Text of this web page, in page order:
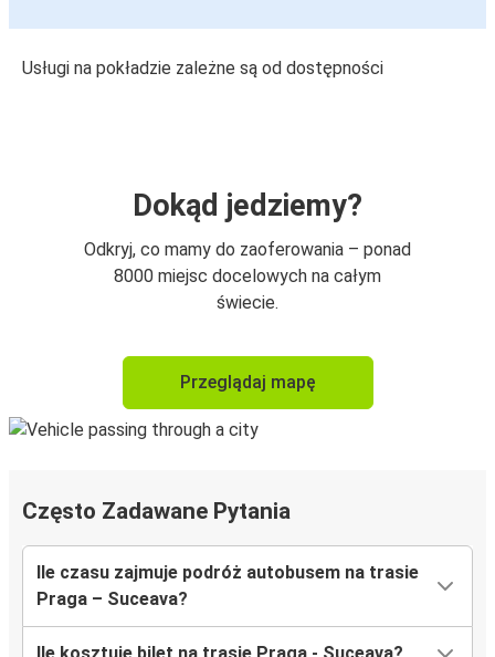
Usługi na pokładzie zależne są od dostępności
Dokąd jedziemy?
Odkryj, co mamy do zaoferowania – ponad
8000 miejsc docelowych na całym
świecie.
Przeglądaj mapę
Często Zadawane Pytania
Ile czasu zajmuje podróż autobusem na trasie
Praga – Suceava?